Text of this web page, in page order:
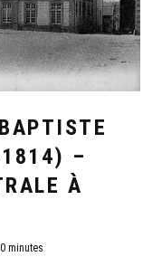
–
À
minutes